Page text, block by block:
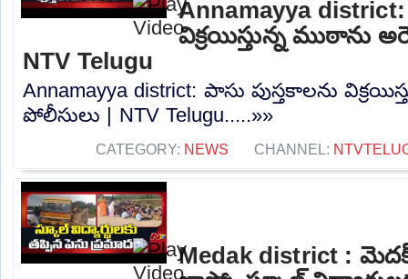
Annamayya district:
విక్రయిస్తున్న ముఠాను
NTV Telugu
Annamayya district: పాసు పుస్తకాలను
పోలీసులు | NTV Telugu.....»»
CATEGORY: NEWS CHANNEL:
Medak district :